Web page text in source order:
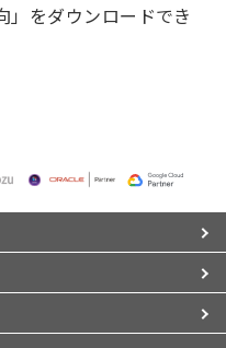
」をダウンロードでき